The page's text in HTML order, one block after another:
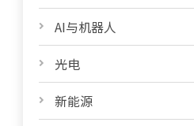
AI与机器人
光电
新能源